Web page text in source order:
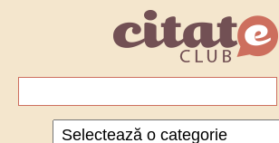
Categorii